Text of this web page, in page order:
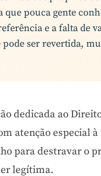
pouca gente
e a falta de
pode ser revertida,
dedicada ao
atenção especial
para destravar o
legítima.